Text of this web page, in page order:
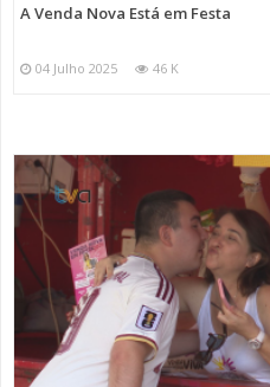
A Venda Nova Está em Festa
04 Julho 2025 46 K